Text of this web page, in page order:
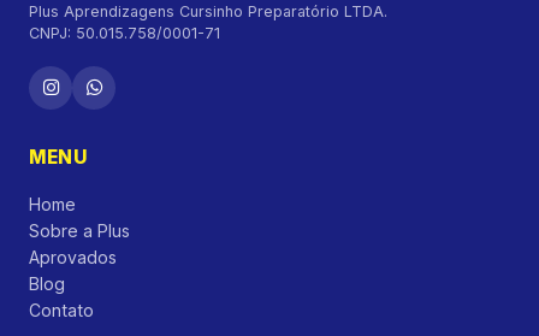
Plus Aprendizagens Cursinho Preparatório LTDA.
CNPJ: 50.015.758/0001-71
MENU
Home
Sobre a Plus
Aprovados
Blog
Contato